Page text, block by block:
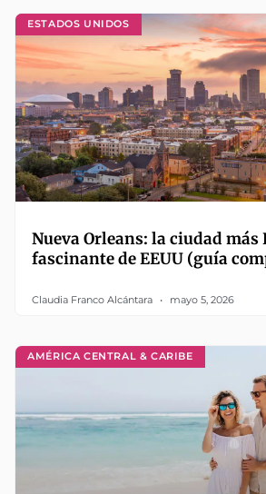
ESTADOS UNIDOS
Nueva Orleans: la ciudad más
fascinante de EEUU (guía
Claudia Franco Alcántara mayo 5, 2026
AMÉRICA CENTRAL & CARIBE